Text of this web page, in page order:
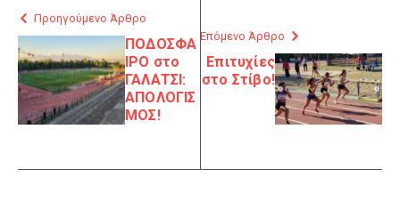
Προηγούμενο Άρθρο
ΠΟΔΟΣΦΑ
ΙΡΟ στο
ΓΑΛΑΤΣΙ:
ΑΠΟΛΟΓΙΣ
ΜΟΣ!
Επόμενο Άρθρο
Επιτυχίες
στο Στίβο!